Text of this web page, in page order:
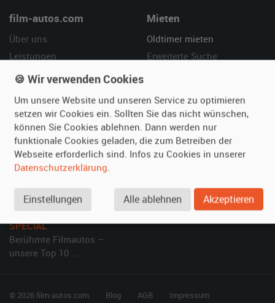
film-autos.com
Über uns
Leistungen
Referenzen
Mieten
Oldtimer mieten
Erweiterte Suche
Vermieten
Oldtimer anmelden
Fotos senden
Inserat verwalten
Hilfe
Häufige Fragen (FAQ)
So funktioniert's
SPECIAL
Berühmte Filmautos –
unsere Top 10 ...
© 2026 film-autos.com Blog AGB Impressum
🍪 Wir verwenden Cookies
Um unsere Website und unseren Service zu optimieren
setzen wir Cookies ein. Sollten Sie das nicht wünschen,
können Sie Cookies ablehnen. Dann werden nur
funktionale Cookies geladen, die zum Betreiben der
Webseite erforderlich sind. Infos zu Cookies in unserer
Datenschutzerklärung.
Einstellungen Alle ablehnen Akzeptieren